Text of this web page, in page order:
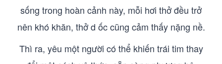
sống trong hoàn cảnh này, mỗi hơi thở đều trở
nên khó khăn, thở d ốc cũng cảm thấy nặng nề.
Thì ra, yêu một người có thể khiến trái tim thay